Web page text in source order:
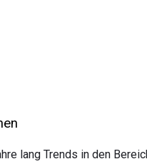
lang Trends in den